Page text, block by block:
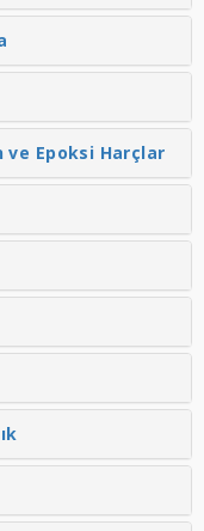
ve Epoksi Harçlar